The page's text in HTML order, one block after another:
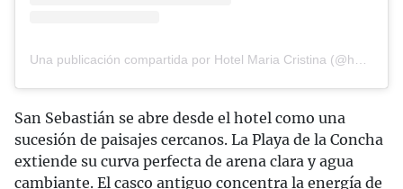
San Sebastián se abre desde el hotel como una
sucesión de paisajes cercanos. La Playa de la Concha
extiende su curva perfecta de arena clara y agua
cambiante. El casco antiguo concentra la energía de